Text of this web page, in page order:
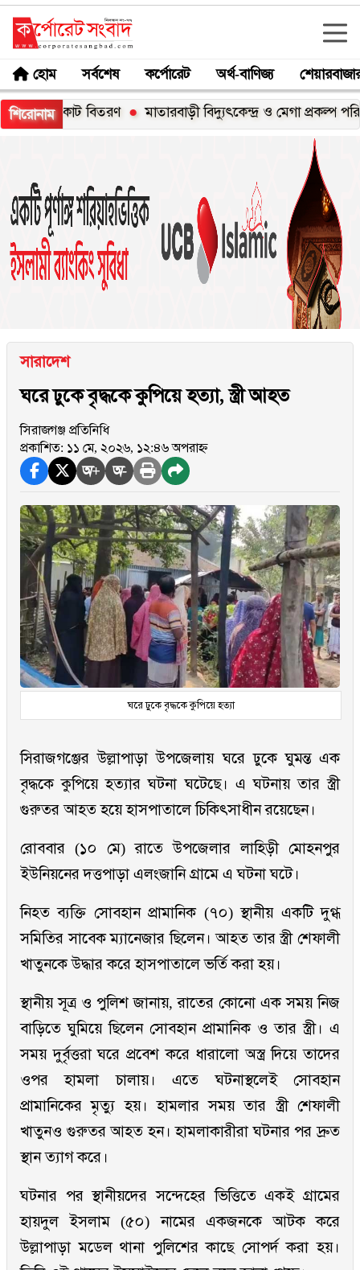
হোম সর্বশেষ কর্পোরেট অর্থ-বাণিজ্য
শিরোনামবিতরণ মাতারবাড়ী বিদ্যুৎকেন্দ্র ও মেগা প্রকল্প পরিদর্শন
সারাদেশ
ঘরে ঢুকে বৃদ্ধকে কুপিয়ে হত্যা, স্ত্রী আহত
সিরাজগঞ্জ প্রতিনিধি
প্রকাশিত: ১১ মে, ২০২৬, ১২:৪৬ অপরাহ্ন
অ+ অ-
ঘরে ঢুকে বৃদ্ধকে কুপিয়ে হত্যা
সিরাজগঞ্জের উল্লাপাড়া উপজেলায় ঘরে ঢুকে ঘুমন্ত এক
বৃদ্ধকে কুপিয়ে হত্যার ঘটনা ঘটেছে। এ ঘটনায় তার স্ত্রী
গুরুতর আহত হয়ে হাসপাতালে চিকিৎসাধীন রয়েছেন।
রোববার (১০ মে) রাতে উপজেলার লাহিড়ী মোহনপুর
ইউনিয়নের দত্তপাড়া এলংজানি গ্রামে এ ঘটনা ঘটে।
নিহত ব্যক্তি সোবহান প্রামানিক (৭০) স্থানীয় একটি দুগ্ধ
সমিতির সাবেক ম্যানেজার ছিলেন। আহত তার স্ত্রী শেফালী
খাতুনকে উদ্ধার করে হাসপাতালে ভর্তি করা হয়।
স্থানীয় সূত্র ও পুলিশ জানায়, রাতের কোনো এক সময় নিজ
বাড়িতে ঘুমিয়ে ছিলেন সোবহান প্রামানিক ও তার স্ত্রী। এ
সময় দুর্বৃত্তরা ঘরে প্রবেশ করে ধারালো অস্ত্র দিয়ে তাদের
ওপর হামলা চালায়। এতে ঘটনাস্থলেই সোবহান
প্রামানিকের মৃত্যু হয়। হামলার সময় তার স্ত্রী শেফালী
খাতুনও গুরুতর আহত হন। হামলাকারীরা ঘটনার পর দ্রুত
স্থান ত্যাগ করে।
ঘটনার পর স্থানীয়দের সন্দেহের ভিত্তিতে একই গ্রামের
হায়দুল ইসলাম (৫০) নামের একজনকে আটক করে
উল্লাপাড়া মডেল থানা পুলিশের কাছে সোপর্দ করা হয়।